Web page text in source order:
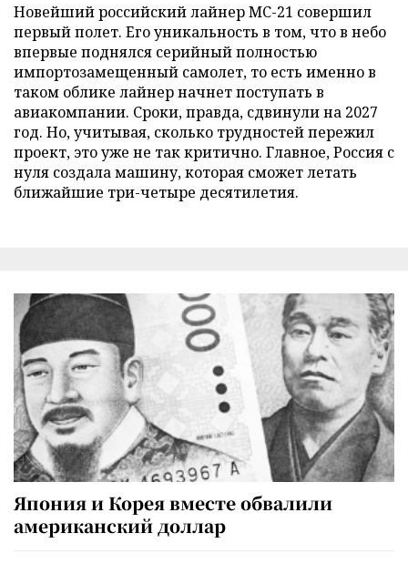
Новейший российский лайнер МС-21 совершил
первый полет. Его уникальность в том, что в небо
впервые поднялся серийный полностью
импортозамещенный самолет, то есть именно в
таком облике лайнер начнет поступать в
авиакомпании. Сроки, правда, сдвинули на 2027
год. Но, учитывая, сколько трудностей пережил
проект, это уже не так критично. Главное, Россия с
нуля создала машину, которая сможет летать
ближайшие три-четыре десятилетия.
Япония и Корея вместе обвалили
американский доллар